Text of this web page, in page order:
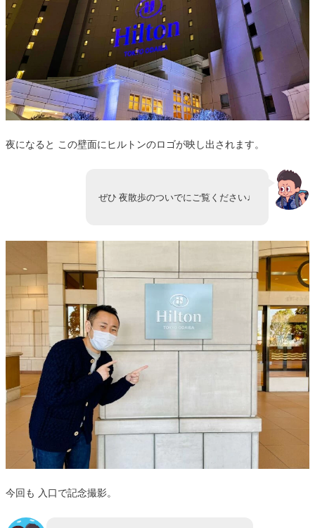
夜になると この壁面にヒルトンのロゴが映し出されます。
ぜひ 夜散歩のついでにご覧ください♩
今回も 入口で記念撮影。